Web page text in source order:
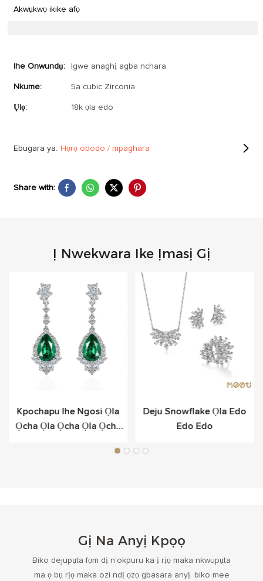
Akwụkwọ ikike afọ
Ihe Onwundụ: Igwe anaghị agba nchara
Nkume: 5a cubic Zirconia
Ụlọ: 18k ọla edo
Ebugara ya: Họrọ obodo / mpaghara
Share with:
Ị Nwekwara Ike Ịmasị Gị
Kpochapu Ihe Ngosi Ọla
Ọcha Ọla Ọcha Ọla Ọcha
Deju Snowflake Ọla Edo
Edo Edo
Gị Na Anyị Kpọọ
Biko dejupụta fọm dị n'okpuru ka ị rịọ maka nkwupụta
ma ọ bụ rịọ maka ozi ndị ọzọ gbasara anyị. biko mee